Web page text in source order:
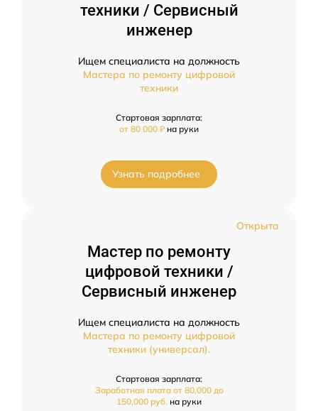
техники / Сервисный
инженер
Ищем специалиста на должность
Мастера по ремонту цифровой
техники
Стартовая зарплата:
от 80 000 ₽ на руки
Узнать подробнее
Открыта
Мастер по ремонту
цифровой техники /
Сервисный инженер
Ищем специалиста на должность
Мастера по ремонту цифровой
техники (универсал).
Стартовая зарплата:
Заработная плата от 80,000 до
150,000 руб. на руки